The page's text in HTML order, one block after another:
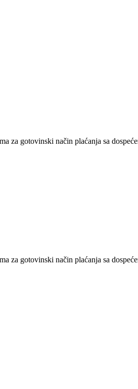
za gotovinski način plaćanja sa
za gotovinski način plaćanja sa